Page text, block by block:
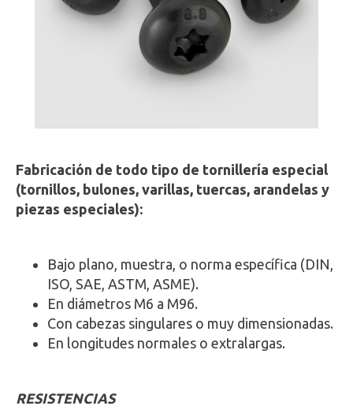
Fabricación de todo tipo de tornillería especial
(tornillos, bulones, varillas, tuercas, arandelas y
piezas especiales):
Bajo plano, muestra, o norma específica (DIN,
ISO, SAE, ASTM, ASME).
En diámetros M6 a M96.
Con cabezas singulares o muy dimensionadas.
En longitudes normales o extralargas.
RESISTENCIAS